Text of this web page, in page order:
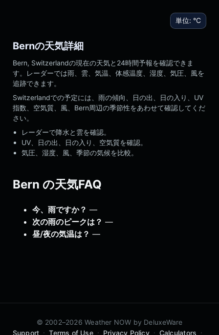
単位: °C
Bernの天気詳細
Bern, Switzerlandの現在の天気と24時間予報を確認できま
す。レーダーでは雨、雲、気温、体感温度、湿度、気圧、風を
追跡できます。
Switzerlandでの予定には、雨の傾向、日の出、日の入り、UV
指数、空気質、風、Bern周辺の季節性をあわせて確認してくだ
さい。
レーダーで降水と雲を確認。
UV、日の出、日の入り、空気質を確認。
気圧、湿度、風、季節の気候を比較。
Bern の天気FAQ
今、雨ですか？ —
次の雨のピークは？ —
昼/夜の気温は？ —
© 2002–2026 Weather NOW by DeluxeWare
Support · Terms of Use · Privacy Policy · Calculators ·